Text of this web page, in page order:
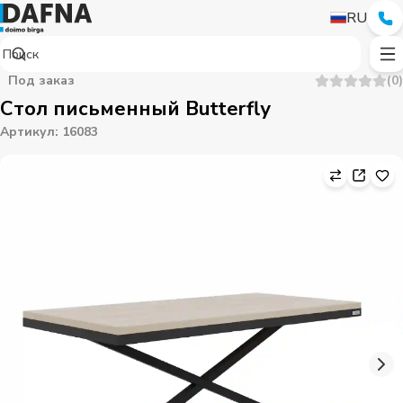
RU
Под заказ (0)
Стол письменный Butterfly
Артикул: 16083